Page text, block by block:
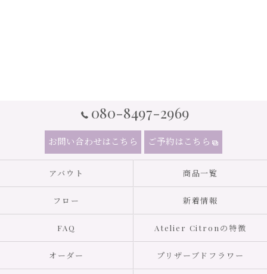
080-8497-2969
お問い合わせはこちら ご予約はこちら
アバウト 商品一覧
フロー 新着情報
FAQ Atelier Citronの特徴
オーダー プリザーブドフラワー